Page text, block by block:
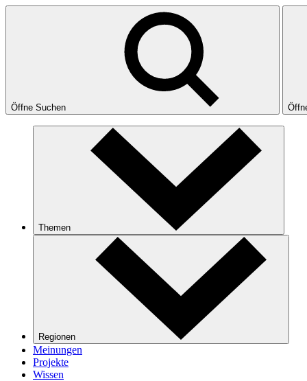
Öffne Suchen
Themen
Regionen
Meinungen
Projekte
Wissen